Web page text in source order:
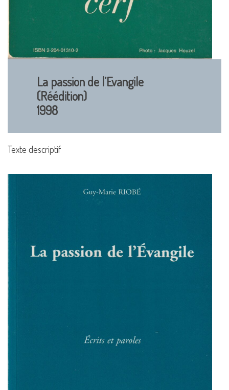
La passion de l’Evangile
(Réédition)
1998
Texte descriptif